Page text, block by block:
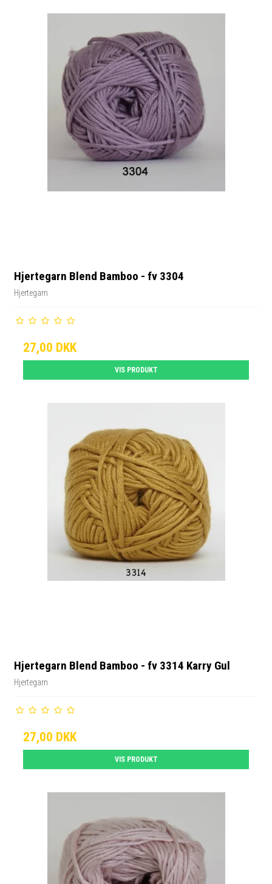
Hjertegarn Blend Bamboo - fv 3304
Hjertegarn
27,00 DKK
VIS PRODUKT
Hjertegarn Blend Bamboo - fv 3314 Karry Gul
Hjertegarn
27,00 DKK
VIS PRODUKT